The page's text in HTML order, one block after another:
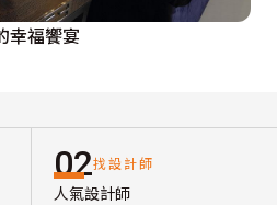
質感的幸福饗宴
02找設計師
人氣設計師